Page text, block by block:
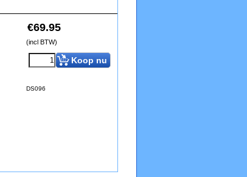
€69.95
(incl BTW)
Koop nu
DS096